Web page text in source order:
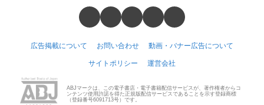
広告掲載について お問い合わせ 動画・バナー広告について
サイトポリシー 運営会社
ABJマークは、この電子書店・電子書籍配信サービスが、著作権者からコ
ンテンツ使用許諾を得た正規版配信サービスであることを示す登録商標
（登録番号6091713号）です。